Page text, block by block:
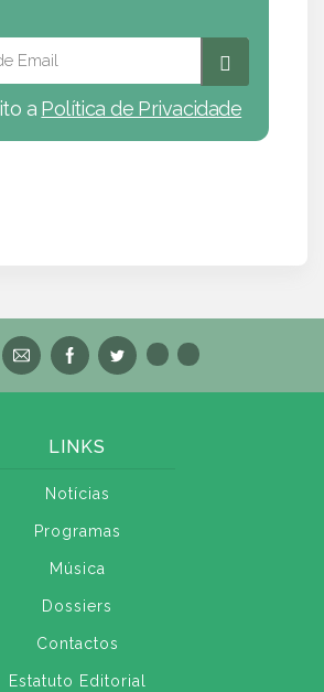
a Política de Privacidade
LINKS
Notícias
Programas
Música
Dossiers
Contactos
Estatuto Editorial